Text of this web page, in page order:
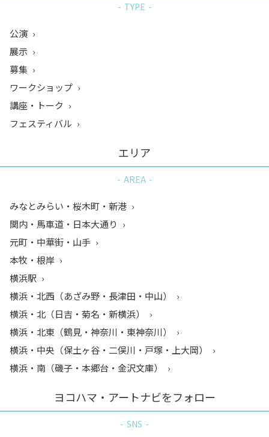
TYPE
公演
展示
募集
ワークショップ
講座・トーク
フェスティバル
エリア
AREA
みなとみらい・桜木町・新港
関内・馬車道・日本大通り
元町・中華街・山手
本牧・根岸
横浜駅
横浜・北西（あざみ野・長津田・中山）
横浜・北（日吉・菊名・新横浜）
横浜・北東（鶴見・神奈川・東神奈川）
横浜・中央（保土ヶ谷・二俣川・戸塚・上大岡）
横浜・南（磯子・本郷台・金沢文庫）
ヨコハマ・アートナビをフォロー
SNS